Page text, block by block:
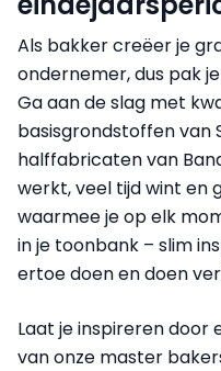
Als bakker creëer je
ondernemer, dus pak
Ga aan de slag met
basisgrondstoffen van
halffabricaten van
werkt, veel tijd wint en
waarmee je op elk
in je toonbank – slim
ertoe doen en doen
Laat je inspireren
van onze master